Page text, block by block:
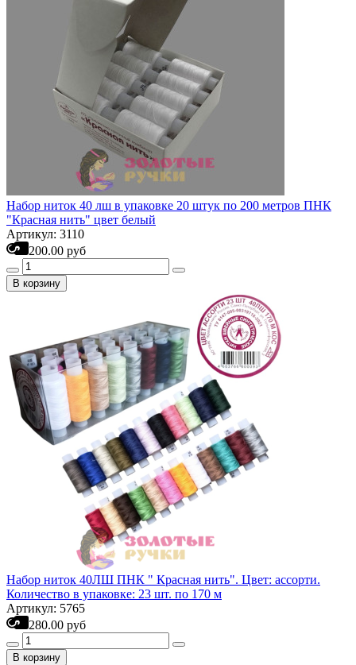
Набор ниток 40 лш в упаковке 20 штук по 200 метров ПНК
"Красная нить" цвет белый
Артикул: 3110
200.00 руб
В корзину
Набор ниток 40ЛШ ПНК " Красная нить". Цвет: ассорти.
Количество в упаковке: 23 шт. по 170 м
Артикул: 5765
280.00 руб
В корзину